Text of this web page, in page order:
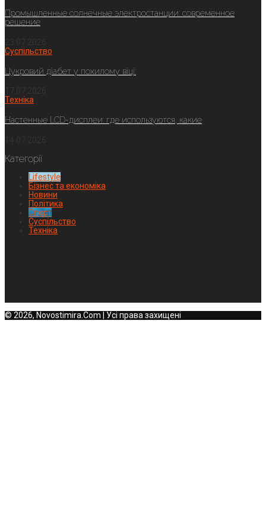
Промышленные солнечные электростанции: современное
решение
Суспільство
Цукровий діабет у похилому віці:
Техніка
Настенные LCD-дисплеи: где используются, какие
Категорії
Lifestyle
Бізнес та економіка
Новини
Політика
Спорт
Суспільство
Техніка
© 2026, Novostimira.Com | Усі права захищені